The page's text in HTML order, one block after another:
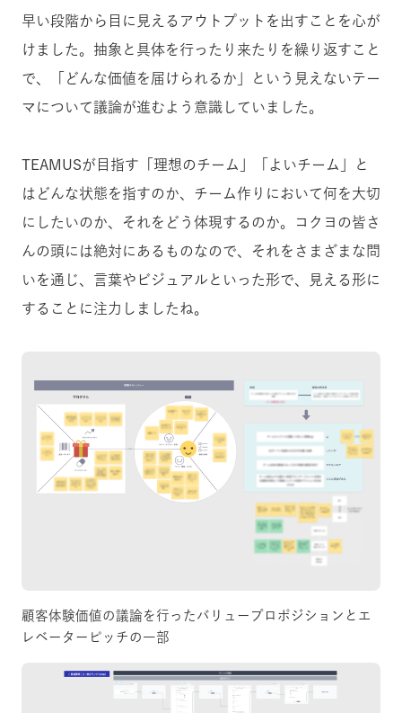
早い段階から目に見えるアウトプットを出すことを心が
けました。抽象と具体を行ったり来たりを繰り返すこと
で、「どんな価値を届けられるか」という見えないテー
マについて議論が進むよう意識していました。
TEAMUSが目指す「理想のチーム」「よいチーム」と
はどんな状態を指すのか、チーム作りにおいて何を大切
にしたいのか、それをどう体現するのか。コクヨの皆さ
んの頭には絶対にあるものなので、それをさまざまな問
いを通じ、言葉やビジュアルといった形で、見える形に
することに注力しましたね。
顧客体験価値の議論を行ったバリュープロポジションとエ
レベーターピッチの一部